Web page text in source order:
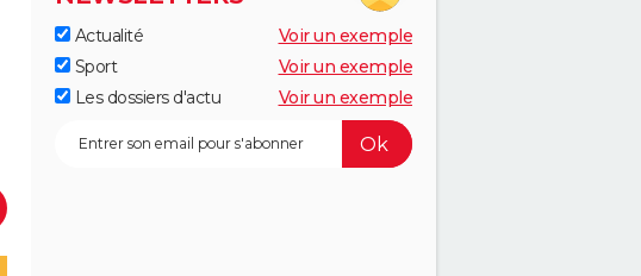
Actualité
Voir un exemple
Sport
Voir un exemple
Les dossiers d'actu
Voir un exemple